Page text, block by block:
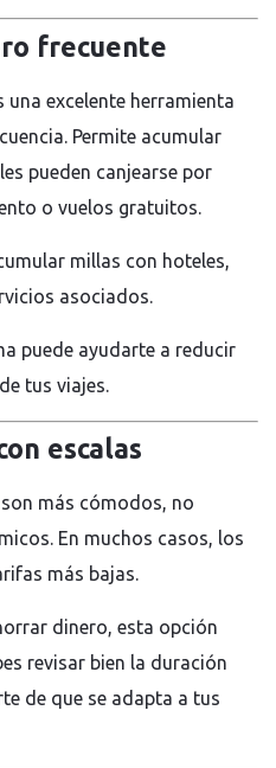
frecuente
excelente herramienta
Permite acumular
pueden canjearse por
o vuelos gratuitos.
millas con hoteles,
asociados.
puede ayudarte a reducir
tus viajes.
escalas
más cómodos, no
En muchos casos, los
más bajas.
dinero, esta opción
revisar bien la duración
de que se adapta a tus